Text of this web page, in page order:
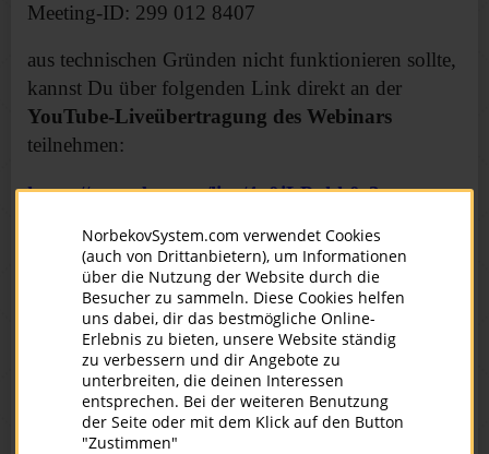
NorbekovSystem.com verwendet Cookies
(auch von Drittanbietern), um Informationen
über die Nutzung der Website durch die
Besucher zu sammeln. Diese Cookies helfen
uns dabei, dir das bestmögliche Online-
Erlebnis zu bieten, unsere Website ständig
zu verbessern und dir Angebote zu
unterbreiten, die deinen Interessen
entsprechen. Bei der weiteren Benutzung
der Seite oder mit dem Klick auf den Button
"Zustimmen"
Meeting-ID: 299 012 8407
aus technischen Gründen nicht funktionieren sollte,
kannst Du über folgenden Link direkt an der
YouTube-Liveübertragung des Webinars
teilnehmen:
https://youtube.com/live/4o0jLPphk0c?
Bitte beachte:
Wenn Du am Gewinnspiel für eine kostenlose
Teilnahme teilnehmen möchtest, empfehlen wir Dir
ausdrücklich, bis zum Ende des Schnuppertags zu
bleiben und aktiv mitzumachen.
Wir freuen uns sehr auf Deine Teilnahme!